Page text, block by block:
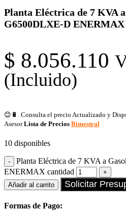
Planta Eléctrica de 7 KVA
G6500DLXE-D ENERMAX
$ 8.056.110
(Incluido)
😊🔋. Consulta el precio Actualizado y
AsesorLista de Precios Bimestral
10 disponibles
Planta Eléctrica de 7 KVA a
ENERMAX cantidad
Añadir al carrito Solicitar
Formas de Pago: